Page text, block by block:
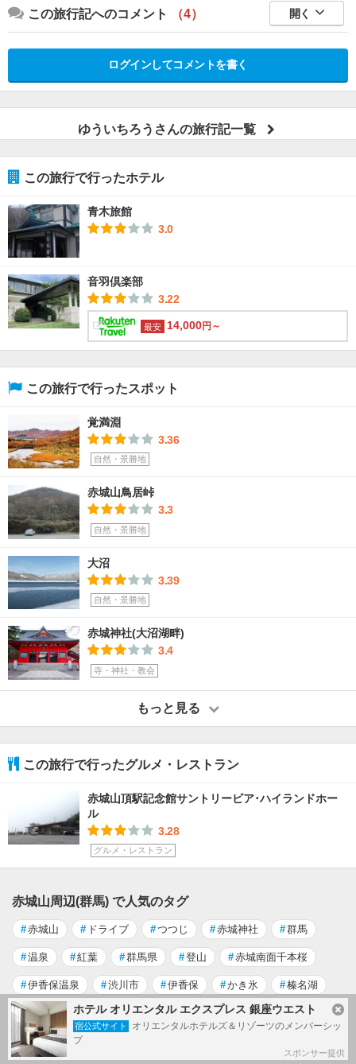
この旅行記へのコメント （4） 開く
ログインしてコメントを書く
ゆういちろうさんの旅行記一覧
この旅行で行ったホテル
青木旅館
3.0
音羽倶楽部
3.22
最安 14,000円～
この旅行で行ったスポット
覚満淵
3.36
自然・景勝地
赤城山鳥居峠
3.3
自然・景勝地
大沼
3.39
自然・景勝地
赤城神社(大沼湖畔)
3.4
寺・神社・教会
もっと見る
この旅行で行ったグルメ・レストラン
赤城山頂駅記念館サントリービア･ハイランドホー
ル
3.28
グルメ・レストラン
赤城山周辺(群馬) で人気のタグ
#赤城山 # ドライブ #つつじ #赤城神社 #群馬
#温泉 #紅葉 #群馬県 #登山 #赤城南面千本桜
#伊香保温泉 #渋川市 #伊香保 #かき氷 #榛名湖
# 秩父神社 #秩父の桜 #新木鉱泉旅館 #三峯神社
# 昭和村
ホテル オリエンタル エクスプレス 銀座ウエスト
宿公式サイト
オリエンタルホテルズ＆リゾーツのメンバーシッ
プ
スポンサー提供